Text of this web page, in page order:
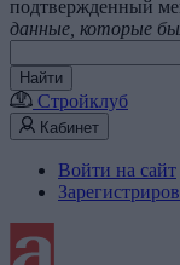
подтвержденный
данные, которые
Найти
Стройклуб
Кабинет
Войти на сайт